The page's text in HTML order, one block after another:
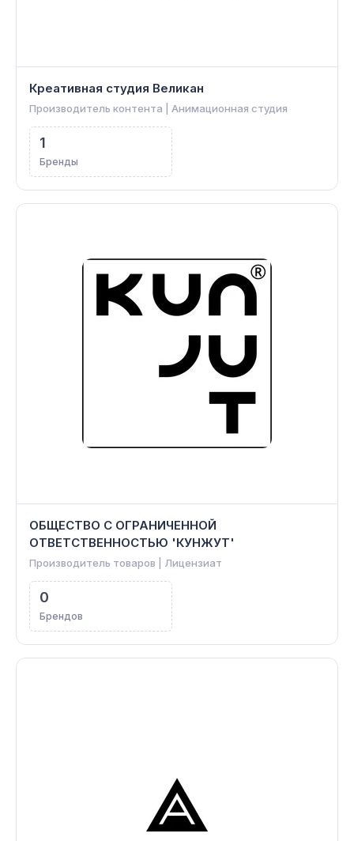
Креативная студия Великан
Производитель контента | Анимационная студия
1
Бренды
ОБЩЕСТВО С ОГРАНИЧЕННОЙ
ОТВЕТСТВЕННОСТЬЮ 'КУНЖУТ'
Производитель товаров | Лицензиат
0
Брендов